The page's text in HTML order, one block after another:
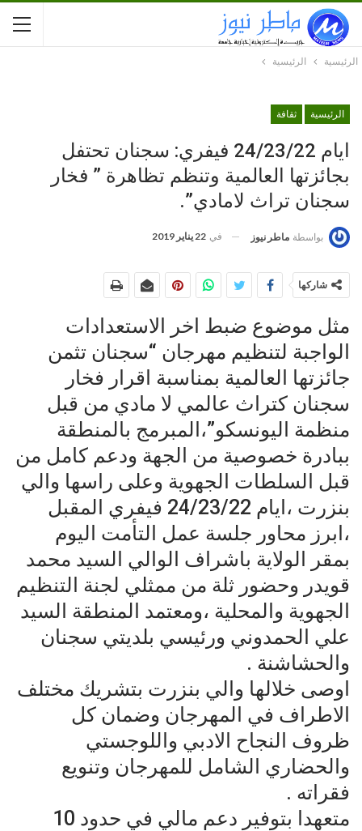
الرئيسية الرئيسية
الرئيسية ثقافة
ايام 24/23/22 فيفري: سجنان تحتفل
بجائزتها العالمية وتنظم تظاهرة ” فخار
سجنان تراث لامادي”.
بواسطة ماطر نيوز في 22 يناير 2019
شاركها
مثل موضوع ضبط اخر الاستعدادات
الواجبة لتنظيم مهرجان “سجنان تثمن
جائزتها العالمية بمناسبة اقرار فخار
سجنان كتراث عالمي لا مادي من قبل
منظمة اليونسكو”،المبرمج بالمنطقة
ببادرة خصوصية من الجهة ودعم كامل من
قبل السلطات الجهوية وعلى راسها والي
بنزرت ،ايام 24/23/22 فيفري المقبل
،ابرز محاور جلسة عمل التأمت اليوم
بمقر الولاية باشراف الوالي السيد محمد
قويدر وحضور ثلة من ممثلي لجنة التنظيم
الجهوية والمحلية ،ومعتمد المنطقة السيد
علي الحمدوني ورئيسي بلديتي سجنان
والحشاشنة .
اوصى خلالها والي بنزرت بتشريك مختلف
الاطراف في المهرجان وضمان كل
ظروف النجاح الادبي واللوجستي
والحضاري الشامل للمهرجان وتنويع
فقراته .
متعهدا بتوفير دعم مالي في حدود 10